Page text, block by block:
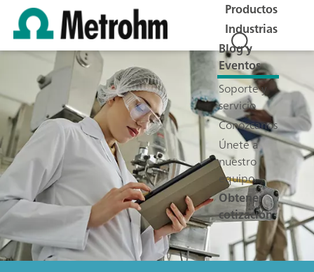
Productos
Industrias
Blog y
Eventos
Soporte y
servicio
Conózcanos
Únete a
nuestro
equipo
Obtener
cotización